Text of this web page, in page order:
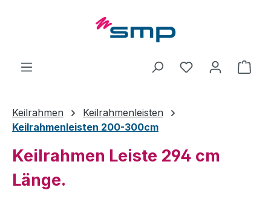
Zum Hauptinhalt springen
Keilrahmen
Keilrahmenleisten
Keilrahmenleisten 200-300cm
Keilrahmen Leiste 294 cm
Länge.